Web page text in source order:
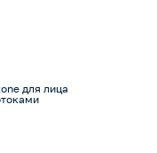
для лица